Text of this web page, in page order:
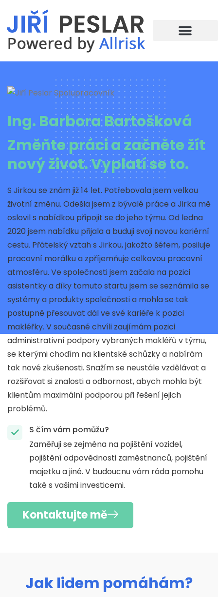
Ing. Barbora Bartošková
Změňte práci a začněte žít
nový život. Vyplatí se to.
S Jirkou se znám již 14 let. Potřebovala jsem velkou
životní změnu. Odešla jsem z bývalé práce a Jirka mě
oslovil s nabídkou připojit se do jeho týmu. Od ledna
2020 jsem nabídku přijala a buduji svoji novou kariérní
cestu. Přátelský vztah s Jirkou, jakožto šéfem, posiluje
pracovní morálku a zpříjemňuje celkovou pracovní
atmosféru. Ve společnosti jsem začala na pozici
asistentky a díky tomuto startu jsem se seznámila se
systémy a produkty společnosti a mohla se tak
postupně přesouvat dál ve své kariéře k pozici
makléřky. V současné chvíli zaujímám pozici
administrativní podpory vybraných makléřů v týmu,
se kterými chodím na klientské schůzky a nabírám
tak nové zkušenosti. Snažím se neustále vzdělávat a
rozšiřovat si znalosti a odbornost, abych mohla být
klientům maximální podporou při řešení jejich
problémů.
S čím vám pomůžu?
Zaměřuji se zejména na pojištění vozidel,
pojištění odpovědnosti zaměstnanců, pojištění
majetku a jiné. V budoucnu vám ráda pomohu
také s vašimi investicemi.
Kontaktujte mě
Jak lidem pomáhám?